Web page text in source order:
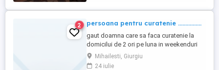
2 persoana pentru curatenie ................
gaut doamna care sa faca curatenie la
domicilui de 2 ori pe luna in weekenduri
tot ce inseamna curatenie pretul porneste
de la 400 lei pe ziua de lucru
Mihailesti, Giurgiu
24 iulie